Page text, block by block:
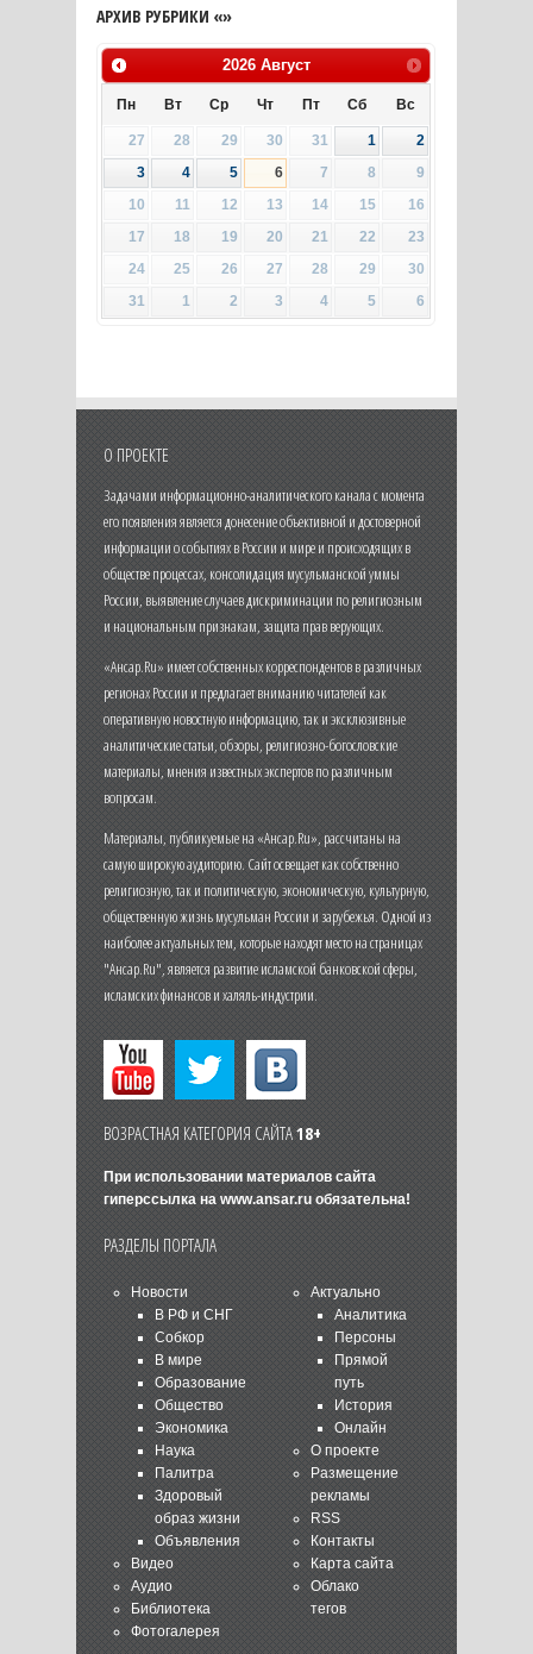
АРХИВ РУБРИКИ «»
2026 Август
Пн Вт Ср Чт Пт Сб Вс
27 28 29 30 31 1
2
3
4 5 6 7 8
9
10
11 12 13 14 15
16
17
18 19 20 21 22
23
24
25 26 27 28 29
30
31
1 2 3 4 5 6
О ПРОЕКТЕ
Задачами информационно-аналитического канала с момента
его появления является донесение объективной и достоверной
информации о событиях в России и мире и происходящих в
обществе процессах, консолидация мусульманской уммы
России, выявление случаев дискриминации по религиозным
и национальным признакам, защита прав верующих.
«Ансар.Ru» имеет собственных корреспондентов в различных
регионах России и предлагает вниманию читателей как
оперативную новостную информацию, так и эксклюзивные
аналитические статьи, обзоры, религиозно-богословские
материалы, мнения известных экспертов по различным
вопросам.
Материалы, публикуемые на «Ансар.Ru», рассчитаны на
самую широкую аудиторию. Сайт освещает как собственно
религиозную, так и политическую, экономическую, культурную,
общественную жизнь мусульман России и зарубежья. Одной из
наиболее актуальных тем, которые находят место на страницах
"Ансар.Ru", является развитие исламской банковской сферы,
исламских финансов и халяль-индустрии.
ВОЗРАСТНАЯ КАТЕГОРИЯ САЙТА18+
При использовании материалов сайта
гиперссылка на www.ansar.ruобязательна!
РАЗДЕЛЫ ПОРТАЛА
Новости
В РФ и СНГ
Собкор
В мире
Образование
Общество
Экономика
Наука
Палитра
Здоровый
образ жизни
Объявления
Видео
Аудио
Библиотека
Фотогалерея
Актуально
Аналитика
Персоны
Прямой
путь
История
Онлайн
О проекте
Размещение
рекламы
RSS
Контакты
Карта сайта
Облако
тегов